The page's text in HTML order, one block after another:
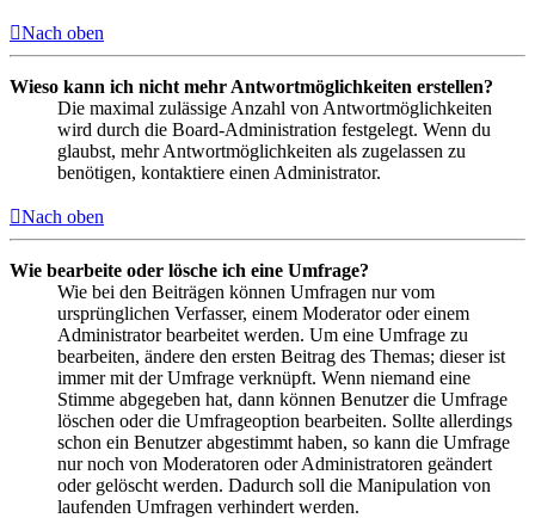
Nach oben
Wieso kann ich nicht mehr Antwortmöglichkeiten erstellen?
Die maximal zulässige Anzahl von Antwortmöglichkeiten
wird durch die Board-Administration festgelegt. Wenn du
glaubst, mehr Antwortmöglichkeiten als zugelassen zu
benötigen, kontaktiere einen Administrator.
Nach oben
Wie bearbeite oder lösche ich eine Umfrage?
Wie bei den Beiträgen können Umfragen nur vom
ursprünglichen Verfasser, einem Moderator oder einem
Administrator bearbeitet werden. Um eine Umfrage zu
bearbeiten, ändere den ersten Beitrag des Themas; dieser ist
immer mit der Umfrage verknüpft. Wenn niemand eine
Stimme abgegeben hat, dann können Benutzer die Umfrage
löschen oder die Umfrageoption bearbeiten. Sollte allerdings
schon ein Benutzer abgestimmt haben, so kann die Umfrage
nur noch von Moderatoren oder Administratoren geändert
oder gelöscht werden. Dadurch soll die Manipulation von
laufenden Umfragen verhindert werden.